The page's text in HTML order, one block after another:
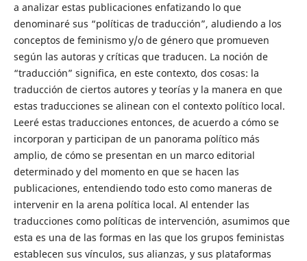
a analizar estas publicaciones enfatizando lo que
denominaré sus “políticas de traducción”, aludiendo a los
conceptos de feminismo y/o de género que promueven
según las autoras y críticas que traducen. La noción de
“traducción” significa, en este contexto, dos cosas: la
traducción de ciertos autores y teorías y la manera en que
estas traducciones se alinean con el contexto político local.
Leeré estas traducciones entonces, de acuerdo a cómo se
incorporan y participan de un panorama político más
amplio, de cómo se presentan en un marco editorial
determinado y del momento en que se hacen las
publicaciones, entendiendo todo esto como maneras de
intervenir en la arena política local. Al entender las
traducciones como políticas de intervención, asumimos que
esta es una de las formas en las que los grupos feministas
establecen sus vínculos, sus alianzas, y sus plataformas